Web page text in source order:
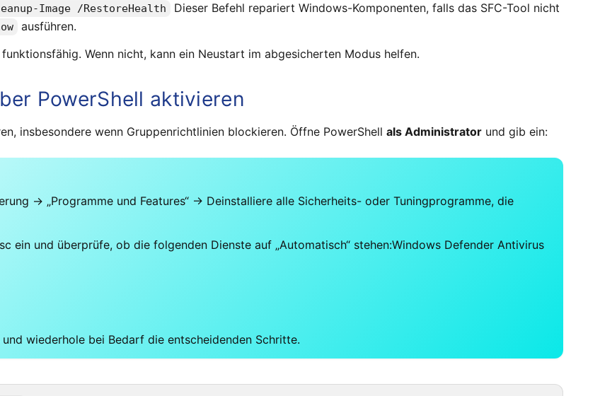
Image /RestoreHealth
Dieser Befehl repariert Windows-Komponenten, falls das SFC-Tool nicht
ausführen.
Wenn nicht, kann ein Neustart im abgesicherten Modus helfen.
PowerShell aktivieren
insbesondere wenn Gruppenrichtlinien blockieren. Öffne PowerShell als Administrator und gib ein:
→ „Programme und Features“ → Deinstalliere alle Sicherheits- oder Tuningprogramme, die
ein und überprüfe, ob die folgenden Dienste auf „Automatisch“ stehen:Windows Defender Antivirus
wiederhole bei Bedarf die entscheidenden Schritte.